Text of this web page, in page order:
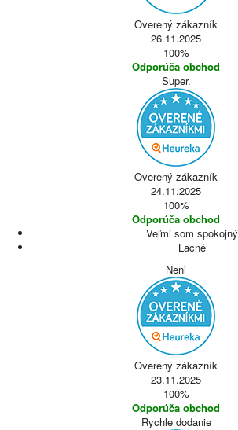
Overený zákazník
26.11.2025
100%
Odporúča obchod
Super.
Overený zákazník
24.11.2025
100%
Odporúča obchod
Veľmi som spokojný
Lacné
Neni
Overený zákazník
23.11.2025
100%
Odporúča obchod
Rychle dodanie